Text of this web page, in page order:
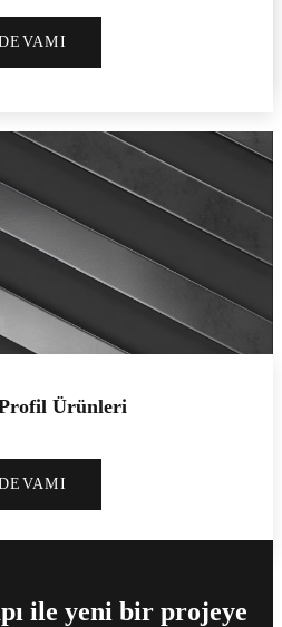
Profil Ürünleri
ile yeni bir projeye